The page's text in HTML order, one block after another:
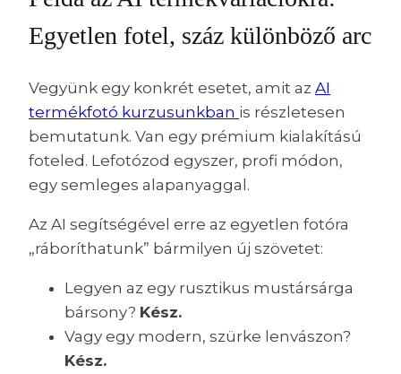
Egyetlen fotel, száz különböző arc
Vegyünk egy konkrét esetet, amit az AI
termékfotó kurzusunkban is részletesen
bemutatunk. Van egy prémium kialakítású
foteled. Lefotózod egyszer, profi módon,
egy semleges alapanyaggal.
Az AI segítségével erre az egyetlen fotóra
„ráboríthatunk” bármilyen új szövetet:
Legyen az egy rusztikus mustársárga
bársony? Kész.
Vagy egy modern, szürke lenvászon?
Kész.